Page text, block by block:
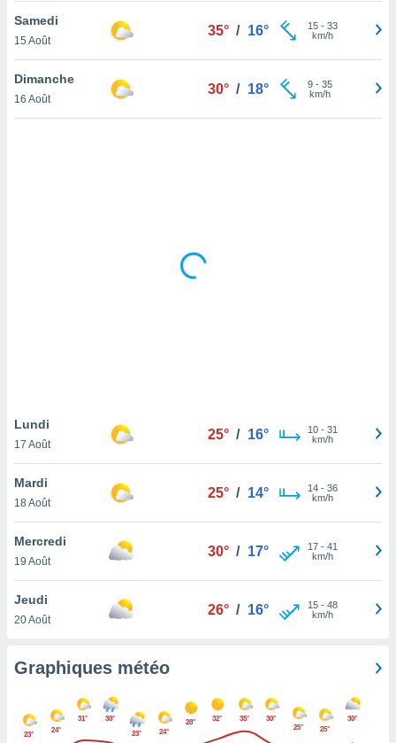
de
pas
de
à
cas,
que
sur le
ne
Samedi
15 Août
35° / 16° 15- 33
km/h
Dimanche
16 Août
30° / 18° 9- 35
km/h
Lundi
17 Août
25° / 16° 10- 31
km/h
Mardi
18 Août
25° / 14° 14- 36
km/h
Mercredi
19 Août
30° / 17° 17- 41
km/h
Jeudi
20 Août
26° / 16° 15- 48
km/h
Graphiques météo
23°
24°
31°
30°
23°
24°
28° 32° 35°
30°
25°
25°
30°